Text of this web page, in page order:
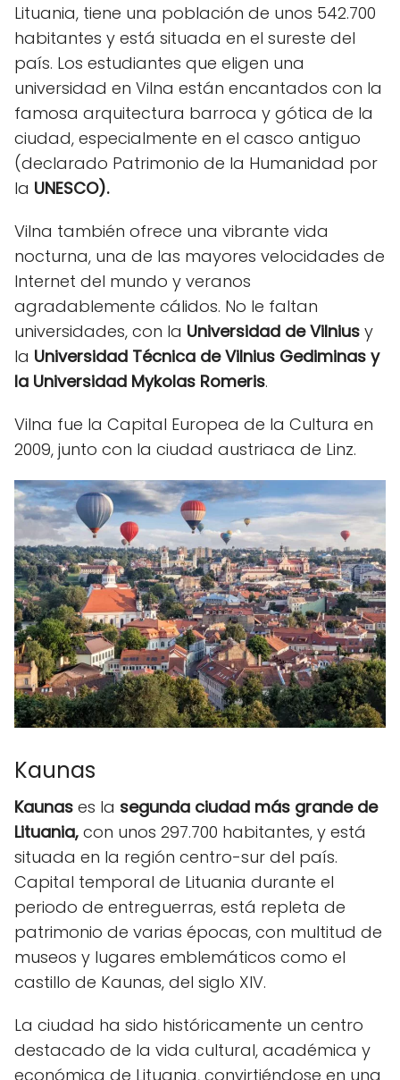
Lituania, tiene una población de unos 542.700
habitantes y está situada en el sureste del
país. Los estudiantes que eligen una
universidad en Vilna están encantados con la
famosa arquitectura barroca y gótica de la
ciudad, especialmente en el casco antiguo
(declarado Patrimonio de la Humanidad por
la UNESCO).
Vilna también ofrece una vibrante vida
nocturna, una de las mayores velocidades de
Internet del mundo y veranos
agradablemente cálidos. No le faltan
universidades, con la Universidad de Vilnius y
la Universidad Técnica de Vilnius Gediminas y
la Universidad Mykolas Romeris.
Vilna fue la Capital Europea de la Cultura en
2009, junto con la ciudad austriaca de Linz.
Kaunas
Kaunas es la segunda ciudad más grande de
Lituania, con unos 297.700 habitantes, y está
situada en la región centro-sur del país.
Capital temporal de Lituania durante el
periodo de entreguerras, está repleta de
patrimonio de varias épocas, con multitud de
museos y lugares emblemáticos como el
castillo de Kaunas, del siglo XIV.
La ciudad ha sido históricamente un centro
destacado de la vida cultural, académica y
económica de Lituania, convirtiéndose en una